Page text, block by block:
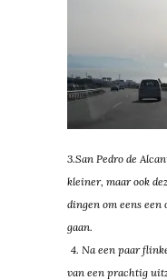
3.San Pedro de
kleiner, maar ook
dingen om eens een
gaan.
4. Na een paar
van een prachtig